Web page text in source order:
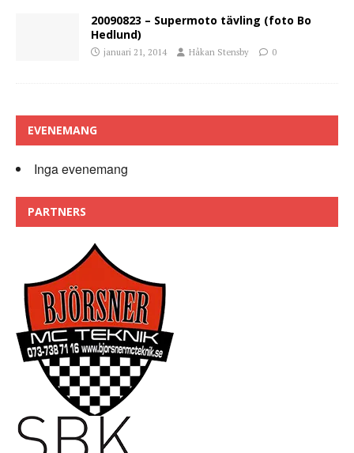
20090823 – Supermoto tävling (foto Bo
Hedlund)
januari 21, 2014 Håkan Stensby 0
EVENEMANG
Inga evenemang
PARTNERS